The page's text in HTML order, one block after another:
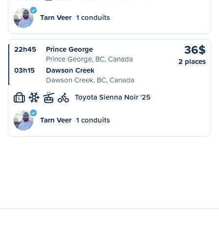
Tarn Veer 1 conduits
22h45
Prince George
Prince George, BC, Canada
03h15
Dawson Creek
Dawson Creek, BC, Canada
36$
2 places
L Toyota Sienna Noir '25
Tarn Veer 1 conduits